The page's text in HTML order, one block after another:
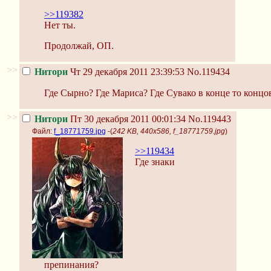
>>119382
Нет ты.
Продолжай, ОП.
>> Нитори Чт 29 декабря 2011 23:39:53 No.119434
Где Сырно? Где Мариса? Где Сувако в конце то
>> Нитори Пт 30 декабря 2011 00:01:34 No.119443
Файл: f_18771759.jpg -(242 KB, 440x586, f_18771759.jpg)
>>119434
Где знаки
препинания?